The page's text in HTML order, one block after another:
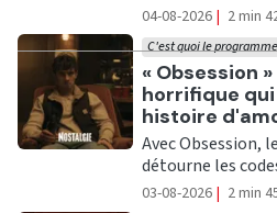
04-08-2026 | 2 min
Ecouter
« Obsession
horrifique
histoire
C'est quoi le
Avec Obsession,
détourne les
03-08-2026 | 2 min